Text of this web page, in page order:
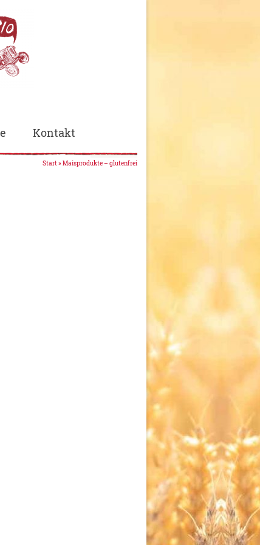
Kontakt
Start»Maisprodukte – glutenfrei